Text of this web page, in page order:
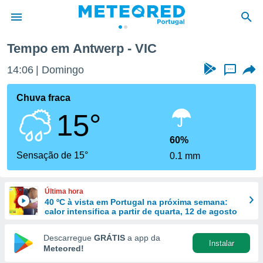
da
foi
fornecidas
a este
das
e
forma
digital
Tempo em Antwerp - VIC
14:06 Domingo ...
Chuva fraca
15°
Sensação de 15°
60%
0.1 mm
Última hora
40 ºC à vista em Portugal na próxima semana:
calor intensifica a partir de quarta, 12 de agosto
Descarregue GRÁTIS a app da
Meteored!
Instalar